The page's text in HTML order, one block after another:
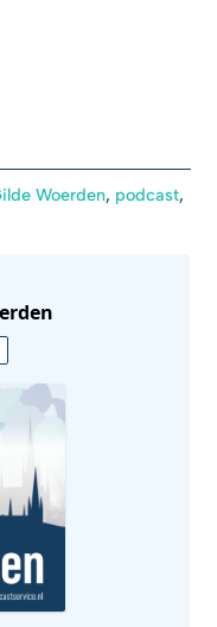
Woerden, podcast,